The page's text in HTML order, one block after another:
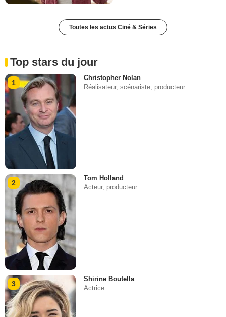
Toutes les actus Ciné & Séries
Top stars du jour
1
Christopher Nolan
Réalisateur, scénariste, producteur
2
Tom Holland
Acteur, producteur
3
Shirine Boutella
Actrice